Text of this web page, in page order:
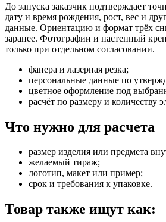
До запуска заказчик подтверждает
дату и время рождения, рост, вес и
данные. Ориентацию и формат трёх
заранее. Фотографии и настенный
только при отдельном согласовании.
фанера и лазерная резка;
персональные данные по
цветное оформление под
расчёт по размеру и количеству
Что нужно для расчета
размер изделия или предмета
желаемый тираж;
логотип, макет или пример;
срок и требования к упаковке.
Товар также ищут как: